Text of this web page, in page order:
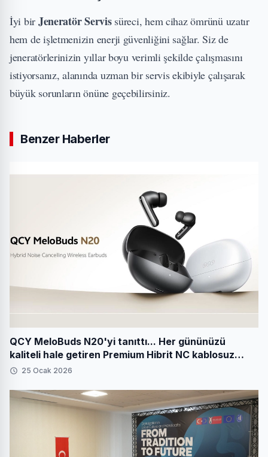
İyi bir Jeneratör Servissüreci, hem cihaz ömrünü uzatır
hem de işletmenizin enerji güvenliğini sağlar. Siz de
jeneratörlerinizin yıllar boyu verimli şekilde çalışmasını
istiyorsanız, alanında uzman bir servis ekibiyle çalışarak
büyük sorunların önüne geçebilirsiniz.
Benzer Haberler
QCY MeloBuds N20'yi tanıttı... Her gününüzü
kaliteli hale getiren Premium Hibrit NC kablosuz
kulaklıklar
25 Ocak 2026